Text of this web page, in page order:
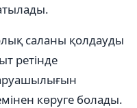
саланы қолдауды
ретінде
көруге болады.